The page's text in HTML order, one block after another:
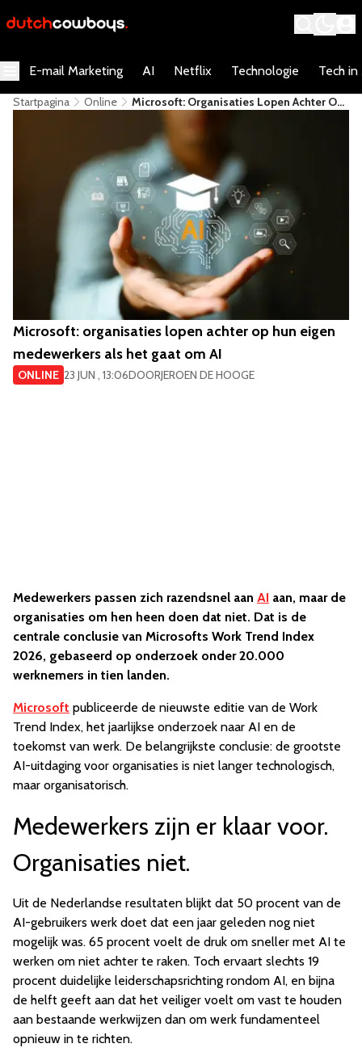
E-mail Marketing AI Netflix Technologie Tech in
Startpagina Online
Microsoft: Organisaties Lopen Achter Op
Hun Eigen Medewerkers Als Het Gaat Om
Microsoft: organisaties lopen achter op hun eigen
medewerkers als het gaat om AI
ONLINE 23 JUN , 13:06DOORJEROEN DE HOOGE
Medewerkers passen zich razendsnel aan AI aan, maar de
organisaties om hen heen doen dat niet. Dat is de
centrale conclusie van Microsofts Work Trend Index
2026, gebaseerd op onderzoek onder 20.000
werknemers in tien landen.
Microsoft publiceerde de nieuwste editie van de Work
Trend Index, het jaarlijkse onderzoek naar AI en de
toekomst van werk. De belangrijkste conclusie: de grootste
AI-uitdaging voor organisaties is niet langer technologisch,
maar organisatorisch.
Medewerkers zijn er klaar voor.
Organisaties niet.
Uit de Nederlandse resultaten blijkt dat 50 procent van de
AI-gebruikers werk doet dat een jaar geleden nog niet
mogelijk was. 65 procent voelt de druk om sneller met AI te
werken om niet achter te raken. Toch ervaart slechts 19
procent duidelijke leiderschapsrichting rondom AI, en bijna
de helft geeft aan dat het veiliger voelt om vast te houden
aan bestaande werkwijzen dan om werk fundamenteel
opnieuw in te richten.